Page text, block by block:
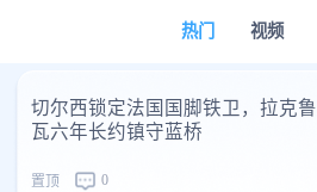
热门 视频
切尔西锁定法国国脚铁卫，拉克鲁
瓦六年长约镇守蓝桥
置顶 0